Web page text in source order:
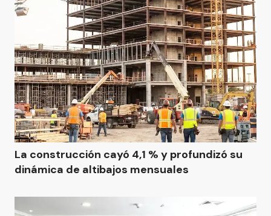
La construcción cayó 4,1 % y profundizó su
dinámica de altibajos mensuales